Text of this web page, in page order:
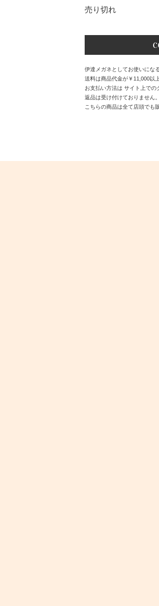
売り切れ
伊達メガネとしてお使いにな
送料は商品代金が￥11,000以
お支払い方法は サイト上での
返品は受け付けておりません
こちらの商品は全て店頭でも